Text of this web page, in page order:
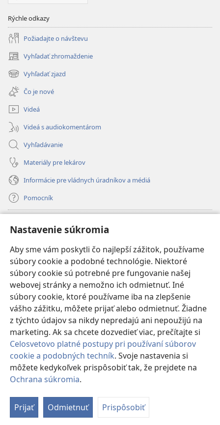
Nastavenie súkromia
Aby sme vám poskytli čo najlepší zážitok, používame
súbory cookie a podobné technológie. Niektoré
súbory cookie sú potrebné pre fungovanie našej
webovej stránky a nemožno ich odmietnuť. Iné
súbory cookie, ktoré používame iba na zlepšenie
vášho zážitku, môžete prijať alebo odmietnuť. Žiadne
z týchto údajov sa nikdy nepredajú ani nepoužijú na
marketing. Ak sa chcete dozvedieť viac, prečítajte si
Celosvetovo platné postupy pri používaní súborov
cookie a podobných techník. Svoje nastavenia si
môžete kedykoľvek prispôsobiť tak, že prejdete na
Ochrana súkromia.
Prijať Odmietnuť Prispôsobiť
Rýchle odkazy
Požiadajte o návštevu
Vyhľadať zhromaždenie
(otvorí
nové
okno)
Vyhľadať zjazd
(otvorí
nové
okno)
Čo je nové
Videá
Videá s audiokomentárom
Vyhľadávanie
Materiály pre lekárov
Informácie pre vládnych úradníkov a médiá
Pomocník
(otvorí
nové
okno)
INTERNETOVÁ KNIŽNICA Strážnej veže
(otvorí
nové
okno)JW Hub ®
(otvorí
nové
okno)JW Library
Watchtower Library
Copyright© 2026 Watch Tower Bible and Tract Society of Pennsylvania.
PODMIENKY POUŽÍVANIA